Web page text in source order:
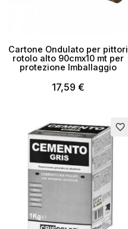
Cartone Ondulato per pittori
rotolo alto 90cmx10 mt per
protezione Imballaggio
17,59 €
favorite_border